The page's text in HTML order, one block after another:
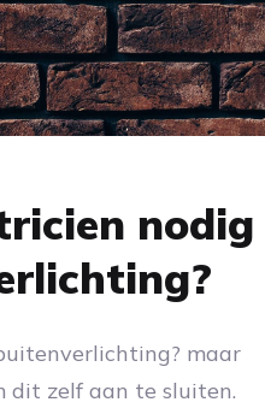
nodig
maar
zelf aan te sluiten.